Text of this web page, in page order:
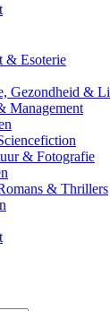
& Esoterie
Gezondheid &
Management
& Fotografie
& Thrillers